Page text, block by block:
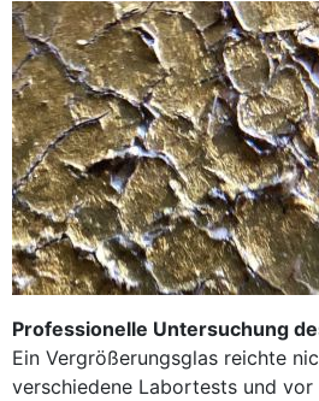
Professionelle Untersuchung
Ein Vergrößerungsglas reichte
verschiedene Labortests und